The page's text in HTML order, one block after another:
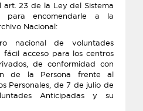
art. 23 de la Ley del Sistema
para encomendarle a la
Nacional:
nacional de voluntades
acceso para los centros
de conformidad con
de la Persona frente al
Personales, de 7 de julio de
Anticipadas y su